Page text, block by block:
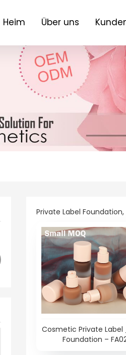
Heim Über uns
Private Label
Cosmetic Private Label
Foundation –